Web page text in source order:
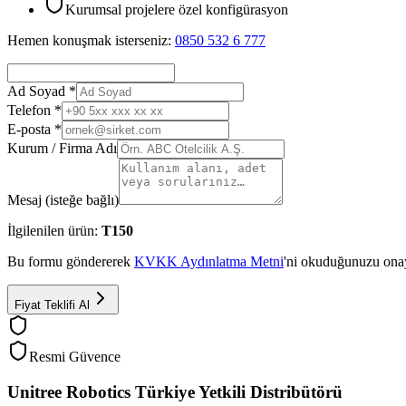
Kurumsal projelere özel konfigürasyon
Hemen konuşmak isterseniz: 0850 532 6 777
Ad Soyad *
Telefon *
E-posta *
Kurum / Firma Adı
Mesaj (isteğe bağlı)
İlgilenilen ürün: T150
Bu formu göndererek KVKK Aydınlatma Metni'ni okuduğunuzu
Fiyat Teklifi Al
Resmi Güvence
Unitree Robotics Türkiye Yetkili Distribütörü